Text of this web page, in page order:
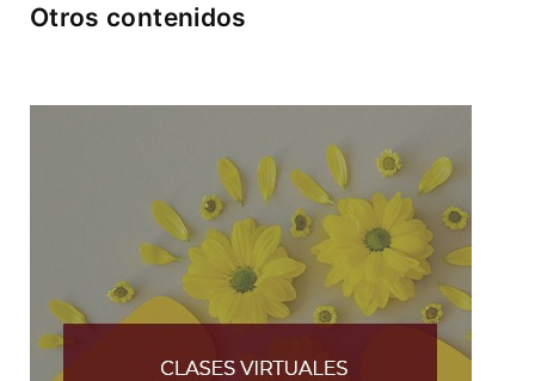
Otros contenidos